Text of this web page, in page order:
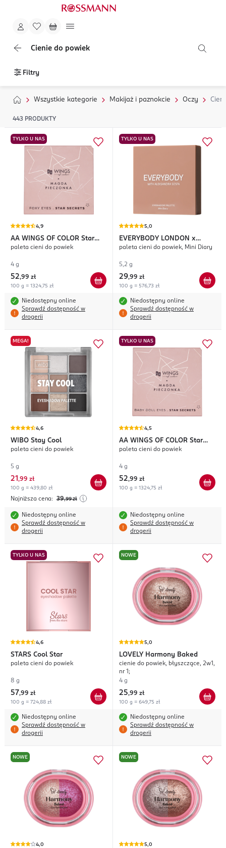
Cienie do powiek
Filtry
Wszystkie kategorie Makijaż i paznokcie Oczy
443 PRODUKTY
TYLKO U NAS
4,9
AA WINGS OF COLOR Star
Secrets Foxy Eyes
paleta cieni do powiek
4 g
52,99 zł
100 g = 1324,75 zł
Niedostępny online
Sprawdź dostępność w
drogerii
TYLKO U NAS
5,0
EVERYBODY LONDON x
Aleksandra Sosfa
paleta cieni do powiek, Mini Diary
5,2 g
29,99 zł
100 g = 576,73 zł
Niedostępny online
Sprawdź dostępność w
drogerii
MEGA!
4,6
WIBO Stay Cool
paleta cieni do powiek
5 g
21 ,99 zł
100 g = 439,80 zł
Najniższa cena: 39,99 zł
Niedostępny online
Sprawdź dostępność w
drogerii
TYLKO U NAS
4,5
AA WINGS OF COLOR Star
Secrets Baby Doll Eyes
paleta cieni do powiek
4 g
52,99 zł
100 g = 1324,75 zł
Niedostępny online
Sprawdź dostępność w
drogerii
TYLKO U NAS
4,6
STARS Cool Star
paleta cieni do powiek
8 g
57,99 zł
100 g = 724,88 zł
Niedostępny online
Sprawdź dostępność w
drogerii
NOWE
5,0
LOVELY Harmony Baked
cienie do powiek, błyszczące, 2w1,
nr 1;
4 g
25,99 zł
100 g = 649,75 zł
Niedostępny online
Sprawdź dostępność w
drogerii
NOWE
4,0
NOWE
5,0